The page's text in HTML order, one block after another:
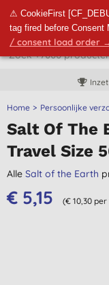
⚠ CookieFirst
tag fired before Consent
/ consent load order
Home Persoonlijke
Salt Of The
Travel Size
Alle Salt of the Earth
€ 5,15 (€ 10,30 per